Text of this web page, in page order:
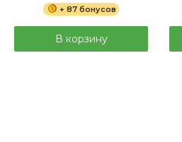
+ 87 бонусов
В корзину